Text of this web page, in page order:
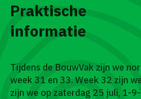
Praktische
informatie
Tijdens de BouwVak zijn we
week 31 en 33. Week 32 zijn
zijn we op zaterdag 25 juli, 1-